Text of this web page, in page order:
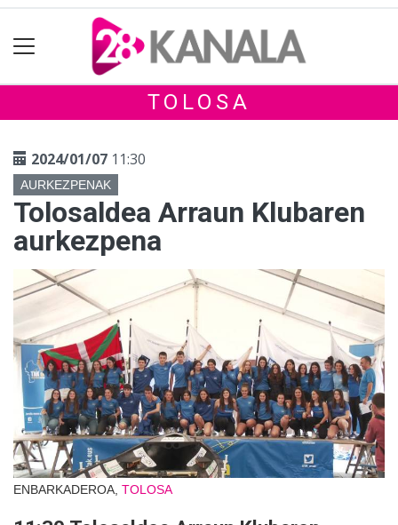
TOLOSA
2024/01/07 11:30
AURKEZPENAK
Tolosaldea Arraun Klubaren
aurkezpena
ENBARKADEROA, TOLOSA